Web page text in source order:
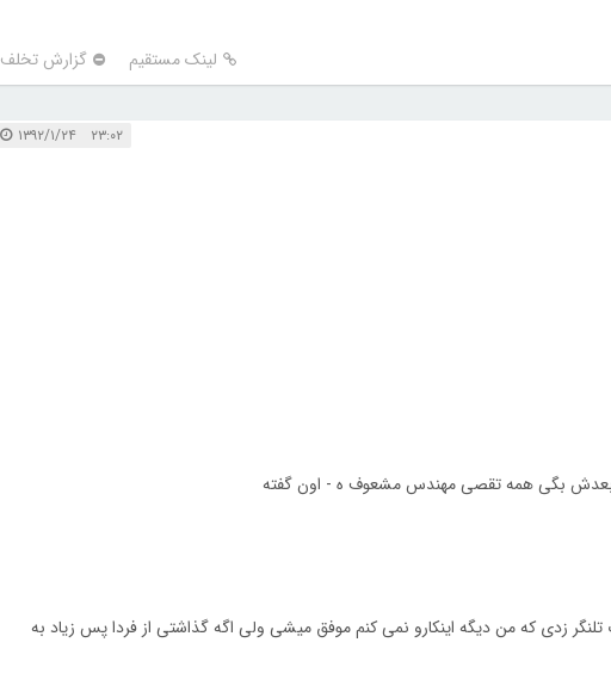
لینک مستقیم گزارش تخلف
۲۳:۰۲ ۱۳۹۲/۱/۲۴
بعدش بگی همه تقصی مهندس مشعوف ه - اون گفته
زدی که من دیگه اینکارو نمی کنم موفق میشی ولی اگه گذاشتی از فردا پس زیاد به